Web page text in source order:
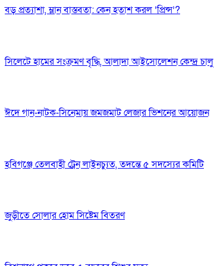
বড় প্রত্যাশা, ম্লান বাস্তবতা: কেন হতাশ করল ‘প্রিন্স’?
সিলেটে হামের সংক্রমণ বৃদ্ধি, আলাদা আইসোলেশন কেন্দ্র চালু
ঈদে গান-নাটক-সিনেমায় জমজমাট লেজার ভিশনের আয়োজন
হবিগঞ্জে তেলবাহী ট্রেন লাইনচ্যুত, তদন্তে ৫ সদস্যের কমিটি
জুড়ীতে সোলার হোম সিষ্টেম বিতরণ